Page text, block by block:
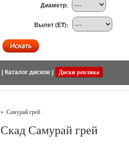
Диаметр:
Вылет (ET):
Каталог дисков Диски реплика
» Самурай грей
Скад Самурай грей